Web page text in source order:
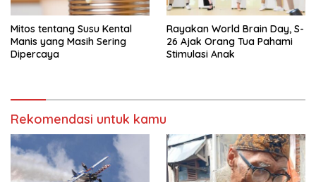
Mitos tentang Susu Kental
Manis yang Masih Sering
Dipercaya
Rayakan World Brain Day, S-
26 Ajak Orang Tua Pahami
Stimulasi Anak
Rekomendasi untuk kamu